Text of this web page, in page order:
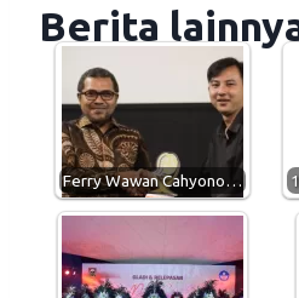
t
s
A
p
p
e
r
a
m
e
o
k
i
Berita
Ferry Wawan Cahyono…